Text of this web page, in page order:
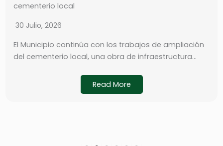
cementerio local
30 Julio, 2026
El Municipio continúa con los trabajos de ampliación
del cementerio local, una obra de infraestructura…
Read More